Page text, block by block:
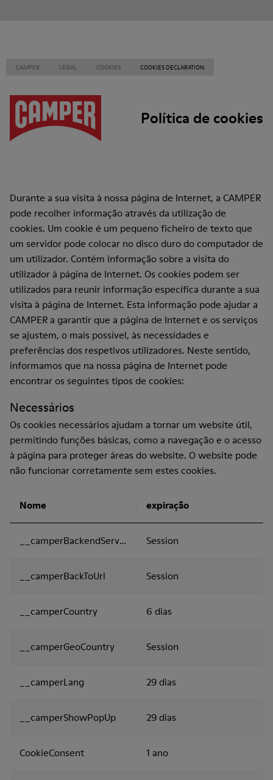
CAMPER LEGAL COOKIES COOKIES DECLARATION
Política de cookies
Durante a sua visita à nossa página de Internet, a CAMPER
pode recolher informação através da utilização de
cookies. Um cookie é um pequeno ficheiro de texto que
um servidor pode colocar no disco duro do computador de
um utilizador. Contém informação sobre a visita do
utilizador à página de Internet. Os cookies podem ser
utilizados para reunir informação específica durante a sua
visita à página de Internet. Esta informação pode ajudar a
CAMPER a garantir que a página de Internet e os serviços
se ajustem, o mais possível, às necessidades e
preferências dos respetivos utilizadores. Neste sentido,
informamos que na nossa página de Internet pode
encontrar os seguintes tipos de cookies:
Necessários
Os cookies necessários ajudam a tornar um website útil,
permitindo funções básicas, como a navegação e o acesso
à página para proteger áreas do website. O website pode
não funcionar corretamente sem estes cookies.
Nome expiração
__camperBackendServer Session
__camperBackToUrl Session
__camperCountry 6 dias
__camperGeoCountry Session
__camperLang 29 dias
__camperShowPopUp 29 dias
CookieConsent 1 ano